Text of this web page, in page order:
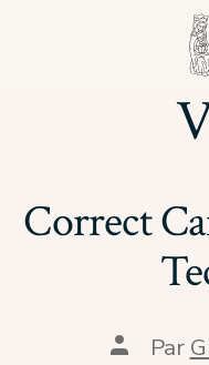
Correct
Auteur
Par